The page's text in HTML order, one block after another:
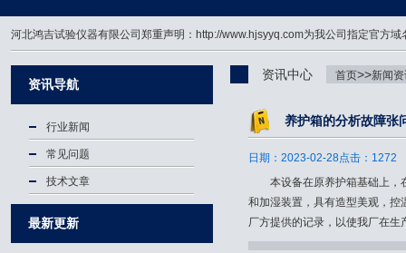
河北鸿吉试验仪器有限公司郑重声明：http://www.hjsyyq.com为我公司指定官方
资讯导航
行业新闻
常见问题
技术文章
最新更新
资讯中心 首页>>新闻资
养护箱的分析故障张
日期：2023-02-28点击：1272
本设备在原养护箱基础上，在
和加湿装置，具有造型美观，控
厂方提供的记录，以使我厂在